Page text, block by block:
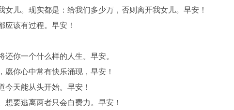
儿。现实都是：给我们多少万，否则离开我女儿。早安！
应该有过程。早安！
你一个什么样的人生。早安。
你心中常有快乐涌现，早安！
今天能从头开始。早安！
要逃离两者只会白费力。早安！